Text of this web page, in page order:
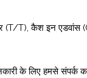
(T/T), कैश इन एडवांस
के लिए हमसे संपर्क